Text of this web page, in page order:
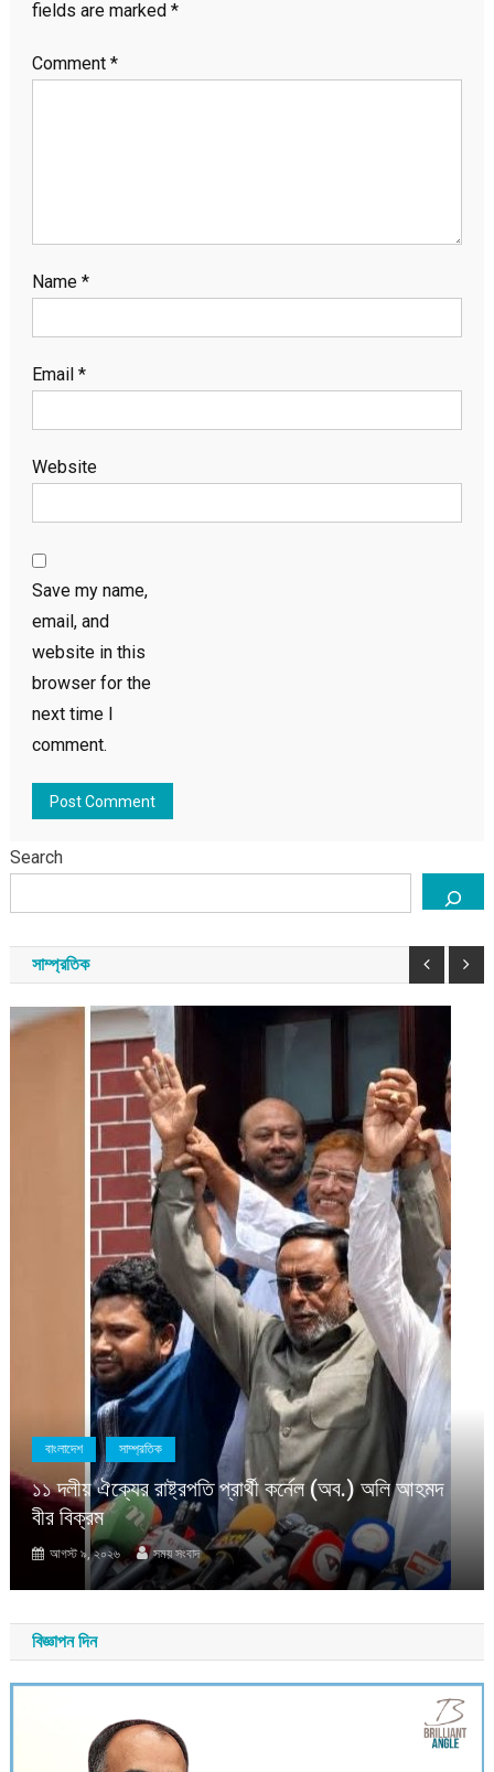
fields are marked *
Comment *
Name *
Email *
Website
Save my name,
email, and
website in this
browser for the
next time I
comment.
Search
সাম্প্রতিক
আহমদ
প্রবাসী যুক্তরাজ্য
জুলাই বিপ্লবের দ্বিতীয় বার্ষিকীতে লন্ডনে বিপ্লব
নান্দনিক সাংস্কৃতিক অনুষ্ঠান
বিজ্ঞাপন দিন